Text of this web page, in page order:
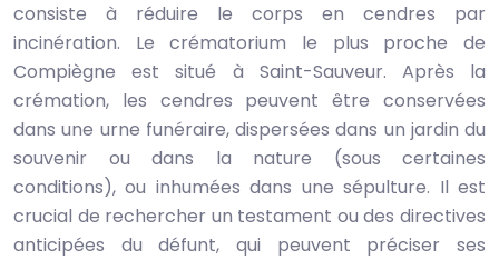
consiste à réduire le corps en cendres par
incinération. Le crématorium le plus proche de
Compiègne est situé à Saint-Sauveur. Après la
crémation, les cendres peuvent être conservées
dans une urne funéraire, dispersées dans un jardin du
souvenir ou dans la nature (sous certaines
conditions), ou inhumées dans une sépulture. Il est
crucial de rechercher un testament ou des directives
anticipées du défunt, qui peuvent préciser ses